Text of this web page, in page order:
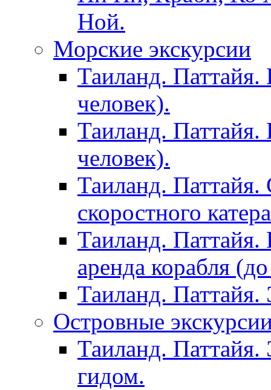
Ной.
Морские экскурсии
Таиланд. Паттайя.
человек).
Таиланд. Паттайя.
человек).
Таиланд. Паттайя.
скоростного
Таиланд. Паттайя.
аренда корабля
Таиланд.
Островные
Таиланд. Паттайя.
гидом.